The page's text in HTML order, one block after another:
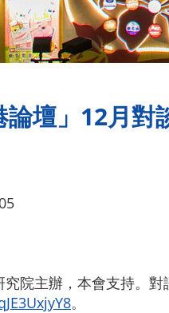
論壇」12月對
院主辦，本會支持。
。